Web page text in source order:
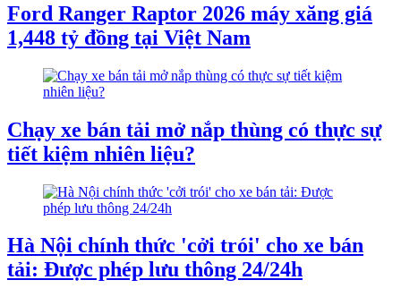
Ford Ranger Raptor 2026 máy xăng giá
1,448 tỷ đồng tại Việt Nam
Chạy xe bán tải mở nắp thùng có thực sự
tiết kiệm nhiên liệu?
Hà Nội chính thức 'cởi trói' cho xe bán
tải: Được phép lưu thông 24/24h